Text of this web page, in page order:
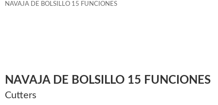
NAVAJA DE BOLSILLO 15 FUNCIONES
NAVAJA DE BOLSILLO 15 FUNCIONES
Cutters